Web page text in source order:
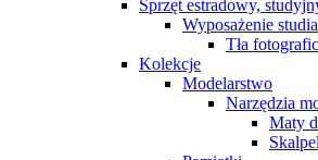
Sprzęt estradowy,
Wyposażenie studia
Tła
Kolekcje
Modelarstwo
Narzędzia
Maty